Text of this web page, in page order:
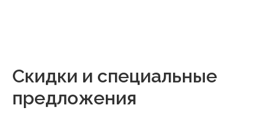
Скидки и специальные
предложения